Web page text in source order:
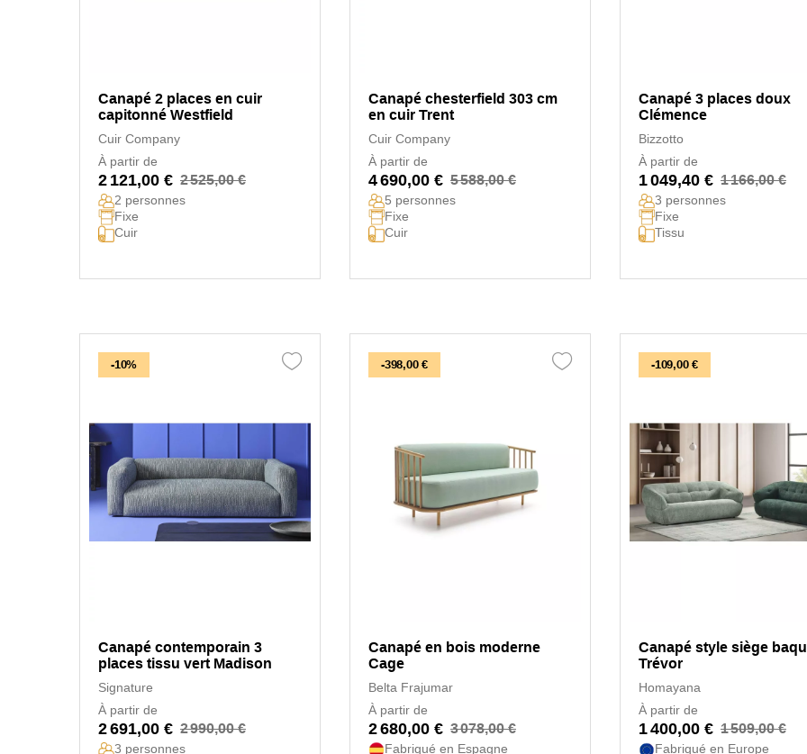
Canapé 2 places en cuir
capitonné Westfield
Cuir Company
À partir de
2 121,00 € 2 525,00 €
2 personnes
Fixe
Cuir
Canapé chesterfield 303 cm
en cuir Trent
Cuir Company
À partir de
4 690,00 € 5 588,00 €
5 personnes
Fixe
Cuir
Canapé 3 places doux
Clémence
Bizzotto
À partir de
1 049,40 € 1 166,00 €
3 personnes
Fixe
Tissu
-10%
Canapé contemporain 3
places tissu vert Madison
Signature
À partir de
2 691,00 € 2 990,00 €
3 personnes
-398,00 €
Canapé en bois moderne
Cage
Belta Frajumar
À partir de
2 680,00 € 3 078,00 €
Fabriqué en Espagne
-109,00 €
Canapé style siège
Trévor
Homayana
À partir de
1 400,00 € 1 509,00 €
Fabriqué en Europe